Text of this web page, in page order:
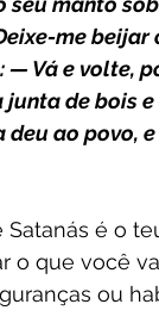
me beijar
Vá e volte,
de bois
deu ao povo,
é o
o que você
ou